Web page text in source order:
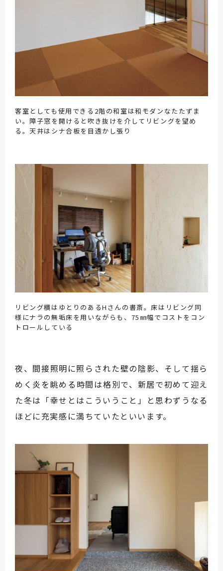
客室としても使用できる2階の和室は和モダンなたたずま
い。障子窓を開けると吹き抜けを介してリビングを望め
る。天井はシナ合板を目透かし張り
リビング横はゆとりのあるHさんの書斎。床はリビング同
様にナラの無垢床を用いながらも、75㎜幅でコストをコン
トロールしている
夜、間接照明に照らされた壁の陰影、そして揺ら
めく炎を眺める時間は格別で、新居で初めて迎え
た冬は「幸せとはこういうこと」と思わずうなる
ほどに充実感に満ちていたといいます。